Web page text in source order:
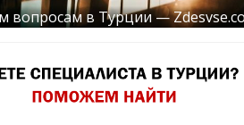
вопросам в Турции —